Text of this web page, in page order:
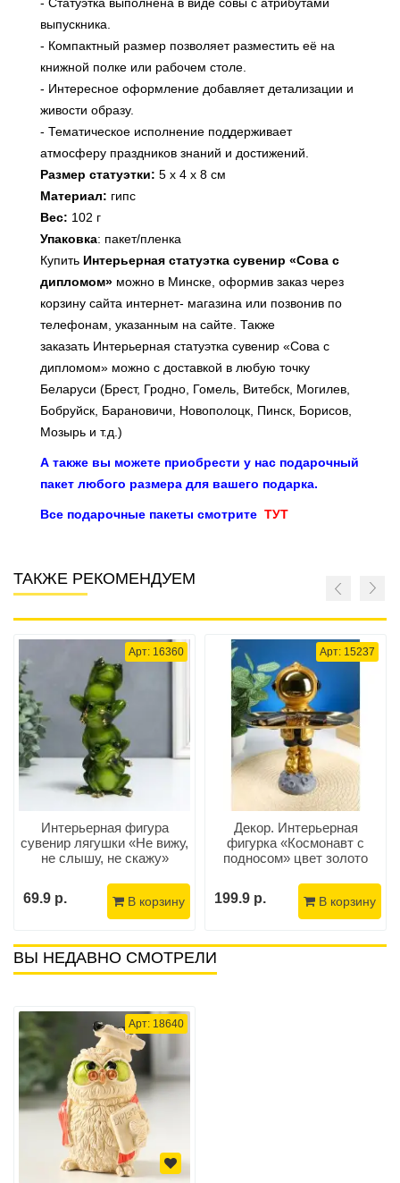
- Статуэтка выполнена в виде совы с атрибутами
выпускника.
- Компактный размер позволяет разместить её на
книжной полке или рабочем столе.
- Интересное оформление добавляет детализации и
живости образу.
- Тематическое исполнение поддерживает
атмосферу праздников знаний и достижений.
Размер статуэтки: 5 х 4 х 8 см
Материал: гипс
Вес: 102 г
Упаковка: пакет/пленка
Купить Интерьерная статуэтка сувенир «Сова с
дипломом» можно в Минске, оформив заказ через
корзину сайта интернет- магазина или позвонив по
телефонам, указанным на сайте. Также
заказать Интерьерная статуэтка сувенир «Сова с
дипломом» можно с доставкой в любую точку
Беларуси (Брест, Гродно, Гомель, Витебск, Могилев,
Бобруйск, Барановичи, Новополоцк, Пинск, Борисов,
Мозырь и т.д.)
А также вы можете приобрести у нас подарочный
пакет любого размера для вашего подарка.
Все подарочные пакеты смотрите ТУТ
ТАКЖЕ РЕКОМЕНДУЕМ
Арт: 16360
Интерьерная фигура
сувенир лягушки «Не вижу,
не слышу, не скажу»
69.9 р. В корзину
Арт: 15237
Декор. Интерьерная
фигурка «Космонавт с
подносом» цвет золото
199.9 р. В корзину
ВЫ НЕДАВНО СМОТРЕЛИ
Арт: 18640